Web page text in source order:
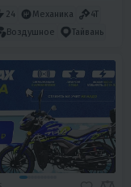
24 Механика
4T
Воздушное Тайвань